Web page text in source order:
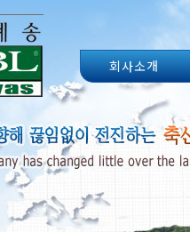
회사소개